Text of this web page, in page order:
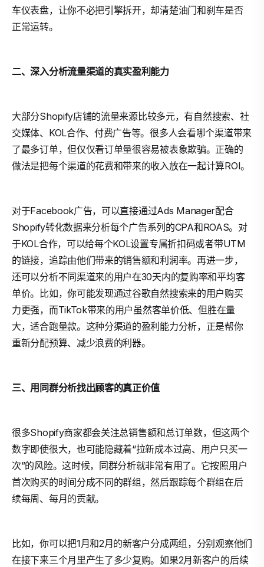
车仪表盘，让你不必把引擎拆开，却清楚油门和刹车是否
正常运转。
二、深入分析流量渠道的真实盈利能力
大部分Shopify店铺的流量来源比较多元，有自然搜索、社
交媒体、KOL合作、付费广告等。很多人会看哪个渠道带来
了最多订单，但仅仅看订单量很容易被表象欺骗。正确的
做法是把每个渠道的花费和带来的收入放在一起计算ROI。
对于Facebook广告，可以直接通过Ads Manager配合
Shopify转化数据来分析每个广告系列的CPA和ROAS。对
于KOL合作，可以给每个KOL设置专属折扣码或者带UTM
的链接，追踪由他们带来的销售额和利润率。再进一步，
还可以分析不同渠道来的用户在30天内的复购率和平均客
单价。比如，你可能发现通过谷歌自然搜索来的用户购买
力更强，而TikTok带来的用户虽然客单价低、但胜在量
大，适合跑量款。这种分渠道的盈利能力分析，正是帮你
重新分配预算、减少浪费的利器。
三、用同群分析找出顾客的真正价值
很多Shopify商家都会关注总销售额和总订单数，但这两个
数字即使很大，也可能隐藏着“拉新成本过高、用户只买一
次”的风险。这时候，同群分析就非常有用了。它按照用户
首次购买的时间分成不同的群组，然后跟踪每个群组在后
续每周、每月的贡献。
比如，你可以把1月和2月的新客户分成两组，分别观察他们
在接下来三个月里产生了多少复购。如果2月新客户的后续